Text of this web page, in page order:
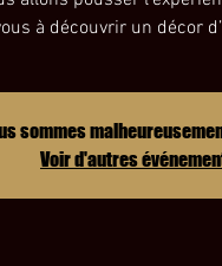
à découvrir un décor
sommes
Voir d'autres